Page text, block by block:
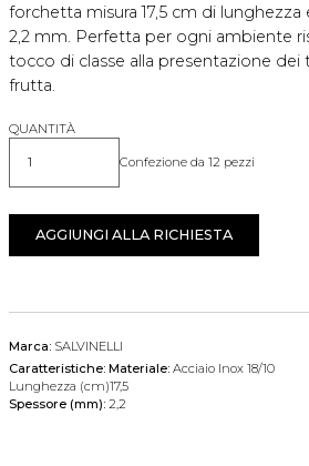
forchetta misura 17,5 cm di
2,2 mm. Perfetta per ogni ambiente
tocco di classe alla presentazione
frutta.
QUANTITÀ
Quantità Confezione da 12 pezzi
AGGIUNGI ALLA RICHIESTA
Marca: SALVINELLI
Caratteristiche: Materiale: Acciaio Inox 18/10
Lunghezza (cm)17,5
Spessore (mm): 2,2